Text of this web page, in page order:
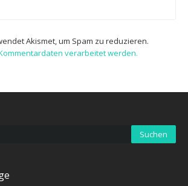
Akismet, um Spam zu reduzieren.
verarbeitet werden.